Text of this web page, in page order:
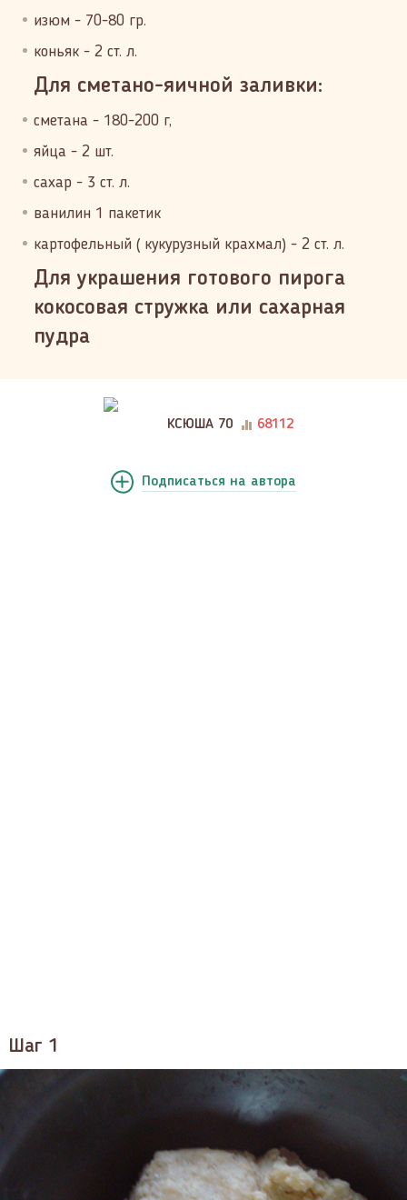
изюм - 70-80 гр.
коньяк - 2 ст. л.
Для сметано-яичной заливки:
сметана - 180-200 г,
яйца - 2 шт.
сахар - 3 ст. л.
ванилин 1 пакетик
картофельный ( кукурузный крахмал) - 2 ст. л.
Для украшения готового пирога
кокосовая стружка или сахарная
пудра
КСЮША 70 68112
Подписаться на автора
Шаг 1